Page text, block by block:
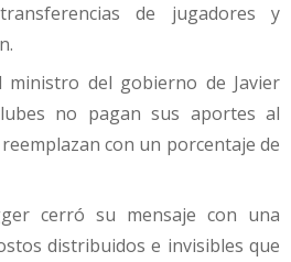
de jugadores y
ministro del gobierno de Javier
no pagan sus aportes al
con un porcentaje de
cerró su mensaje con una
distribuidos e invisibles que